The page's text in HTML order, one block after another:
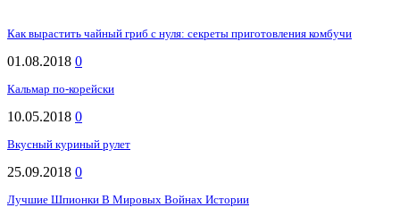
Как вырастить чайный гриб с нуля: секреты приготовления комбучи
01.08.2018 0
Кальмар по-корейски
10.05.2018 0
Вкусный куриный рулет
25.09.2018 0
Лучшие Шпионки В Мировых Войнах Истории